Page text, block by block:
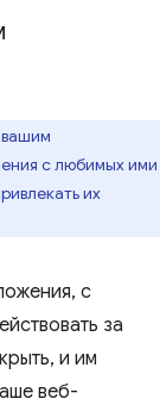
с любимых ими
их
с
за
и им
веб-